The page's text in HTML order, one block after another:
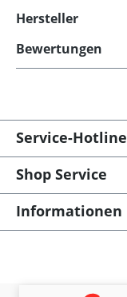
Hersteller
Bewertungen
Service-Hotline
Shop Service
Informationen